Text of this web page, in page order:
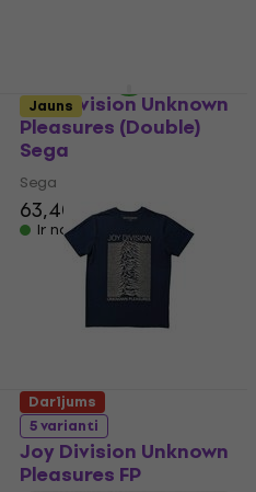
Joy Division Unknown
Pleasures (Double)
Sega
Sega
63,40 €
Ir noliktavā
Jauns
5 varianti
Joy Division Unknown
Pleasures FP
Darījums